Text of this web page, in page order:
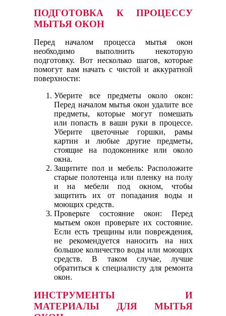
ПОДГОТОВКА К ПРОЦЕССУ
МЫТЬЯ ОКОН
Перед началом процесса мытья окон
необходимо выполнить некоторую
подготовку. Вот несколько шагов, которые
помогут вам начать с чистой и аккуратной
поверхности:
Уберите все предметы около окон:
Перед началом мытья окон удалите все
предметы, которые могут помешать
или попасть в ваши руки в процессе.
Уберите цветочные горшки, рамы
картин и любые другие предметы,
стоящие на подоконнике или около
окна.
Защитите пол и мебель: Расположите
старые полотенца или пленку на полу
и на мебели под окном, чтобы
защитить их от попадания воды и
моющих средств.
Проверьте состояние окон: Перед
мытьем окон проверьте их состояние.
Если есть трещины или повреждения,
не рекомендуется наносить на них
большое количество воды или моющих
средств. В таком случае, лучше
обратиться к специалисту для ремонта
окон.
ИНСТРУМЕНТЫ И
МАТЕРИАЛЫ ДЛЯ МЫТЬЯ